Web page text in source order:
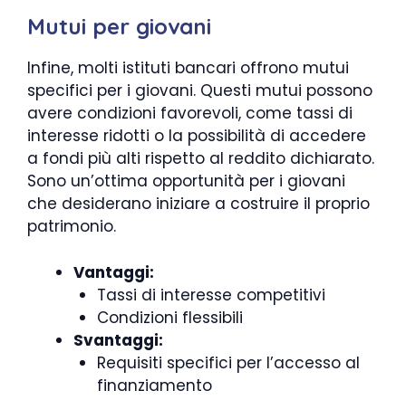
Mutui per giovani
Infine, molti istituti bancari offrono mutui
specifici per i giovani. Questi mutui possono
avere condizioni favorevoli, come tassi di
interesse ridotti o la possibilità di accedere
a fondi più alti rispetto al reddito dichiarato.
Sono un’ottima opportunità per i giovani
che desiderano iniziare a costruire il proprio
patrimonio.
Vantaggi:
Tassi di interesse competitivi
Condizioni flessibili
Svantaggi:
Requisiti specifici per l’accesso al
finanziamento